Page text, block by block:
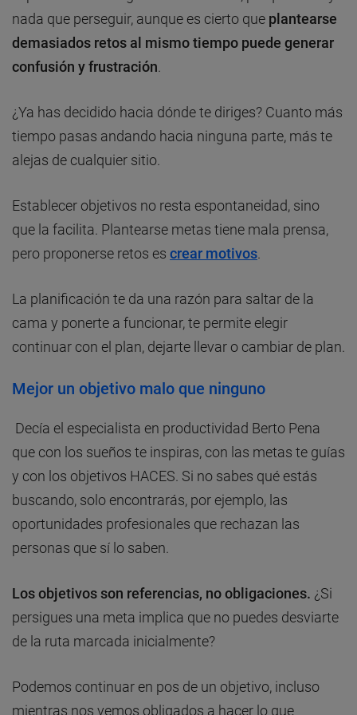
nada que perseguir, aunque es cierto que plantearse
demasiados retos al mismo tiempo puede generar
confusión y frustración
¿Ya has decidido hacia dónde te diriges? Cuanto más
tiempo pasas andando hacia ninguna parte, más te
alejas de cualquier sitio.
Establecer objetivos no resta espontaneidad, sino
que la facilita. Plantearse metas tiene mala prensa,
pero proponerse retos es crear motivos
La planificación te da una razón para saltar de la
cama y ponerte a funcionar, te permite elegir
continuar con el plan, dejarte llevar o cambiar de plan.
Mejor un objetivo malo que ninguno
Decía el especialista en productividad Berto Pena
que con los sueños te inspiras, con las metas te guías
y con los objetivos HACES. Si no sabes qué estás
buscando, solo encontrarás, por ejemplo, las
oportunidades profesionales que rechazan las
personas que sí lo saben.
Los objetivos son referencias, no obligaciones. ¿Si
persigues una meta implica que no puedes desviarte
de la ruta marcada inicialmente?
Podemos continuar en pos de un objetivo, incluso
mientras nos vemos obligados a hacer lo que